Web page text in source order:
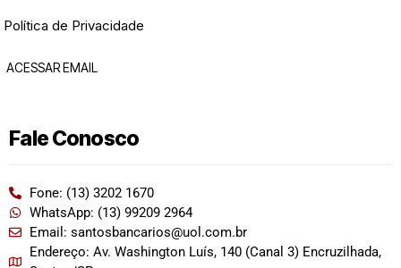
Política de Privacidade
ACESSAR EMAIL
Fale Conosco
Fone: (13) 3202 1670
WhatsApp: (13) 99209 2964
Email: santosbancarios@uol.com.br
Endereço: Av. Washington Luís, 140 (Canal 3) Encruzilhada,